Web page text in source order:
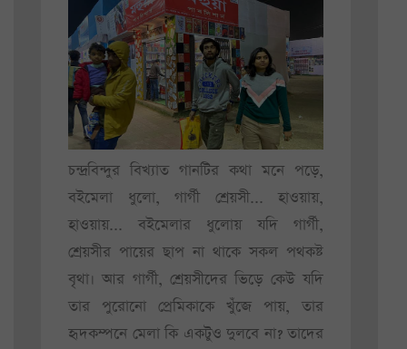
চন্দ্রবিন্দুর বিখ্যাত গানটির কথা মনে পড়ে,
বইমেলা ধুলো, গার্গী শ্রেয়সী... হাওয়ায়,
হাওয়ায়... বইমেলার ধুলোয় যদি গার্গী,
শ্রেয়সীর পায়ের ছাপ না থাকে সকল পথকষ্ট
বৃথা। আর গার্গী, শ্রেয়সীদের ভিড়ে কেউ যদি
তার পুরোনো প্রেমিকাকে খুঁজে পায়, তার
হৃদকম্পনে মেলা কি একটুও দুলবে না? তাদের